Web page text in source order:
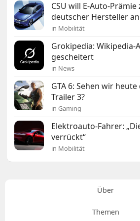
CSU will E-Auto-
deutscher Hersteller
in Mobilität
Grokipedia: Wikipedia-
gescheitert
in News
GTA 6: Sehen wir
Trailer 3?
in Gaming
Elektroauto-Fahrer:
verrückt“
in Mobilität
Über
Themen